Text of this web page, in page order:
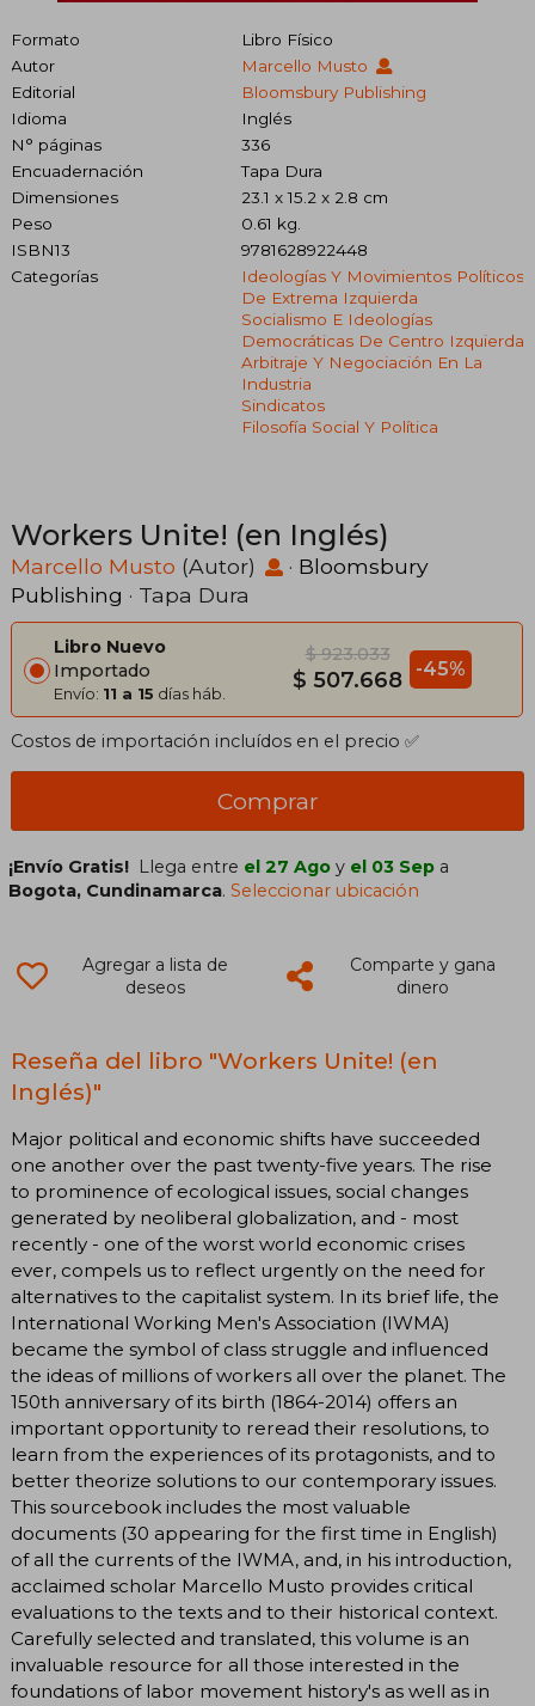
Formato
Libro Físico
Autor
Marcello Musto
Editorial
Bloomsbury Publishing
Idioma
Inglés
N° páginas
336
Encuadernación
Tapa Dura
Dimensiones
23.1 x 15.2 x 2.8 cm
Peso
0.61 kg.
ISBN13
9781628922448
Categorías
Ideologías Y Movimientos Políticos
De Extrema Izquierda
Socialismo E Ideologías
Democráticas De Centro Izquierda
Arbitraje Y Negociación En La
Industria
Sindicatos
Filosofía Social Y Política
Workers Unite! (en Inglés)
Marcello Musto (Autor) · Bloomsbury
Publishing · Tapa Dura
Libro Nuevo
Importado
Envío: 11 a 15 días háb.
$ 923.033
$ 507.668 -45%
Costos de importación incluídos en el precio ✅
Comprar
¡Envío Gratis! Llega entre el 27 Ago y el 03 Sep a
Bogota, Cundinamarca.Seleccionar ubicación
Agregar a lista de
deseos
Comparte y gana
dinero
Reseña del libro "Workers Unite! (en
Inglés)"
Major political and economic shifts have succeeded
one another over the past twenty-five years. The rise
to prominence of ecological issues, social changes
generated by neoliberal globalization, and - most
recently - one of the worst world economic crises
ever, compels us to reflect urgently on the need for
alternatives to the capitalist system. In its brief life, the
International Working Men's Association (IWMA)
became the symbol of class struggle and influenced
the ideas of millions of workers all over the planet. The
150th anniversary of its birth (1864-2014) offers an
important opportunity to reread their resolutions, to
learn from the experiences of its protagonists, and to
better theorize solutions to our contemporary issues.
This sourcebook includes the most valuable
documents (30 appearing for the first time in English)
of all the currents of the IWMA, and, in his introduction,
acclaimed scholar Marcello Musto provides critical
evaluations to the texts and to their historical context.
Carefully selected and translated, this volume is an
invaluable resource for all those interested in the
foundations of labor movement history's as well as in